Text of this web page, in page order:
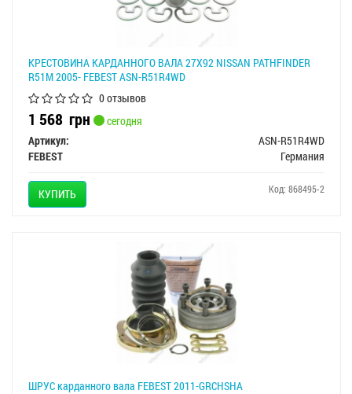
КРЕСТОВИНА КАРДАННОГО ВАЛА 27X92 NISSAN PATHFINDER
R51M 2005- FEBEST ASN-R51R4WD
0 отзывов
1 568 грн
сегодня
Артикул:
ASN-R51R4WD
FEBEST
Германия
КУПИТЬ Код: 868495-2
ШРУС карданного вала FEBEST 2011-GRCHSHA